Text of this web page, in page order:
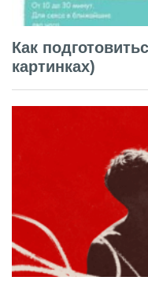
Как
картинках)